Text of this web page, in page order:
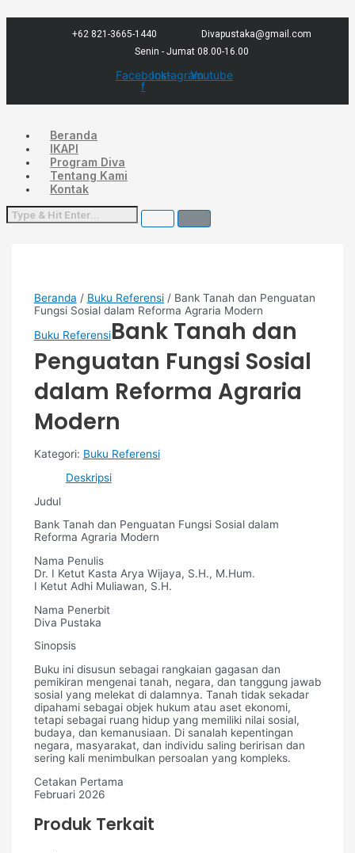
ke
+62 821-3665-1440
Divapustaka@gmail.com
Senin - Jumat 08.00-16.00
Facebook-
f
InstagramYoutube
Beranda
IKAPI
Program Diva
Tentang Kami
Kontak
Beranda / Buku Referensi/ Bank Tanah dan Penguatan
Fungsi Sosial dalam Reforma Agraria Modern
Buku ReferensiBank Tanah dan
Penguatan Fungsi Sosial
dalam Reforma Agraria
Modern
Kategori: Buku Referensi
Deskripsi
Judul
Bank Tanah dan Penguatan Fungsi Sosial dalam
Reforma Agraria Modern
Nama Penulis
Dr. I Ketut Kasta Arya Wijaya, S.H., M.Hum.
I Ketut Adhi Muliawan, S.H.
Nama Penerbit
Diva Pustaka
Sinopsis
Buku ini disusun sebagai rangkaian gagasan dan
pemikiran mengenai tanah, negara, dan tanggung jawab
sosial yang melekat di dalamnya. Tanah tidak sekadar
dipahami sebagai objek hukum atau aset ekonomi,
tetapi sebagai ruang hidup yang memiliki nilai sosial,
budaya, dan kemanusiaan. Di sanalah kepentingan
negara, masyarakat, dan individu saling beririsan dan
sering kali menimbulkan persoalan yang kompleks.
Cetakan Pertama
Februari 2026
Produk Terkait